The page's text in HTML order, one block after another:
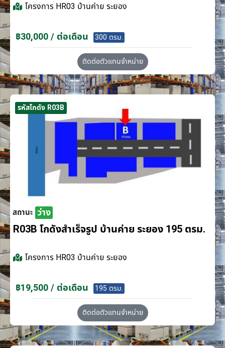
โครงการ HR03 บ้านค่าย ระยอง
฿30,000 / ต่อเดือน 300 ตรม.
ติดต่อตัวแทนจำหน่าย
รหัสโกดัง R03B
สถานะ ว่าง
R03B โกดังสำเร็จรูป บ้านค่าย ระยอง 195 ตรม.
โครงการ HR03 บ้านค่าย ระยอง
฿19,500 / ต่อเดือน 195 ตรม.
ติดต่อตัวแทนจำหน่าย